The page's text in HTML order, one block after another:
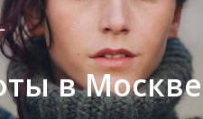
в Москве